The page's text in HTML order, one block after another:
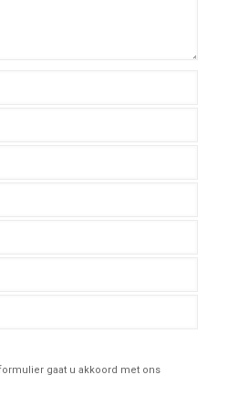
gaat u akkoord met ons